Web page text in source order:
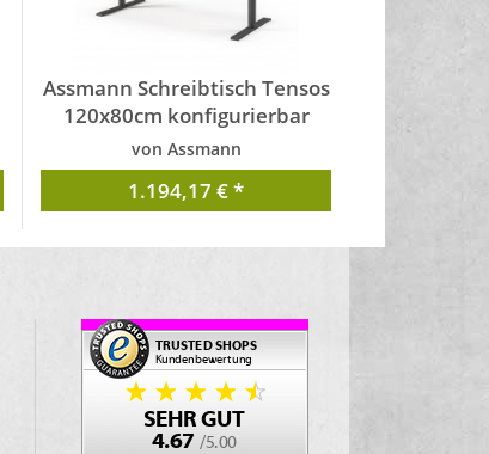
Assmann Schreibtisch Tensos
120x80cm konfigurierbar
von Assmann
1.194,17 € *